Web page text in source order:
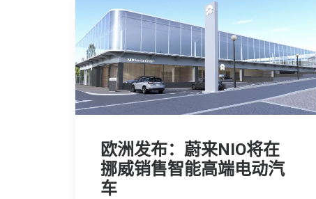
欧洲发布：蔚来NIO将在
挪威销售智能高端电动汽
车